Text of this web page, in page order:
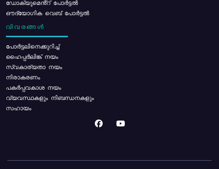
ഡോക്യുമെൻ്റ് പോർട്ടൽ
ഔദ്യോഗിക വെബ് പോർട്ടൽ
വിവരങ്ങൾ
പോര്‍ട്ടലിനെക്കുറിച്ച്
ഹൈപ്പർലിങ്ക് നയം
സ്വകാര്യതാ നയം
നിരാകരണം
പകർപ്പവകാശ നയം
വ്യവസ്ഥകളും നിബന്ധനകളും
സഹായം